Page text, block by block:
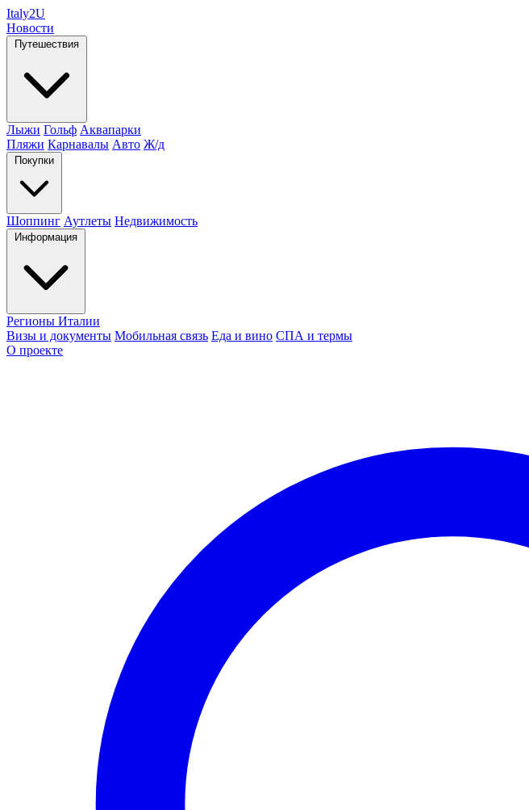
Italy2U
Новости
Путешествия
Лыжи Гольф Аквапарки
Пляжи Карнавалы Авто Ж/д
Покупки
Шоппинг Аутлеты Недвижимость
Информация
Регионы Италии
Визы и документы Мобильная связь Еда и вино СПА и термы
О проекте